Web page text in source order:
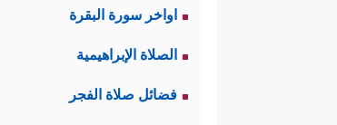
اواخر سورة البقرة
الصلاة الإبراهيمية
فضائل صلاة الفجر